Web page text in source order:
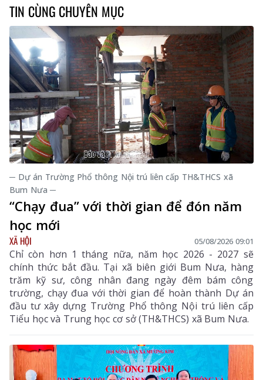
TIN CÙNG CHUYÊN MỤC
─ Dự án Trường Phổ thông Nội trú liên cấp TH&THCS xã
Bum Nưa ─
“Chạy đua” với thời gian để đón năm
học mới
XÃ HỘI 05/08/2026 09:01
Chỉ còn hơn 1 tháng nữa, năm học 2026 - 2027 sẽ
chính thức bắt đầu. Tại xã biên giới Bum Nưa, hàng
trăm kỹ sư, công nhân đang ngày đêm bám công
trường, chạy đua với thời gian để hoàn thành Dự án
đầu tư xây dựng Trường Phổ thông Nội trú liên cấp
Tiểu học và Trung học cơ sở (TH&THCS) xã Bum Nưa.